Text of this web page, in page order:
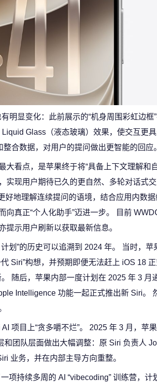
明显变化：此前展示的“机身周围彩虹边框
Glass（液态玻璃）效果，使交互更
合数据，对用户的提问做出更智能的回应。
大看点，是苹果终于将“具备上下文理解和
实现用户期待已久的更自然、多轮对话式
好地理解连续提问的语境，结合应用内数
向真正“个人化助手”迈进一步。 目前
提示用户刷新以获取最新信息。
划”的历史可以追溯到 2024 年。 当时，苹
Siri”构想，并预期即便无法赶上 iOS 18
随后，苹果内部一度计划在 2025 年 3 月
Intelligence 功能一起正式推出新 Siri。
项目上“贪多嚼不烂”。 2025 年 3 月，苹
团队层面做出大幅调整：原 Siri 负责人
业务，并在内部主导方向重整。
项持续多周的 AI “vibecoding” 训练营，计